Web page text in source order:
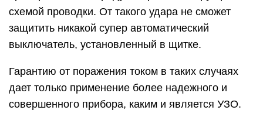
схемой проводки. От такого удара не сможет
защитить никакой супер автоматический
выключатель, установленный в щитке.
Гарантию от поражения током в таких случаях
дает только применение более надежного и
совершенного прибора, каким и является УЗО.